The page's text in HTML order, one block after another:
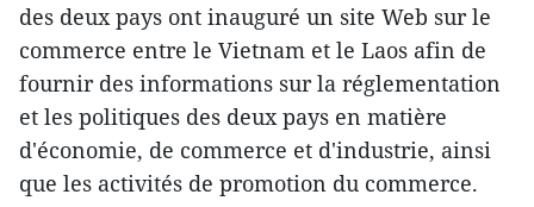
des deux pays ont inauguré un site Web sur le
commerce entre le Vietnam et le Laos afin de
fournir des informations sur l​a réglementation
et les politiques des deux pays en matière
d'économie, de commerce et d'industrie, ainsi
que les activités de promotion du commerce.